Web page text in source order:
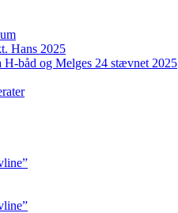
Hans 2025
H-båd og Melges 24 stævnet 2025